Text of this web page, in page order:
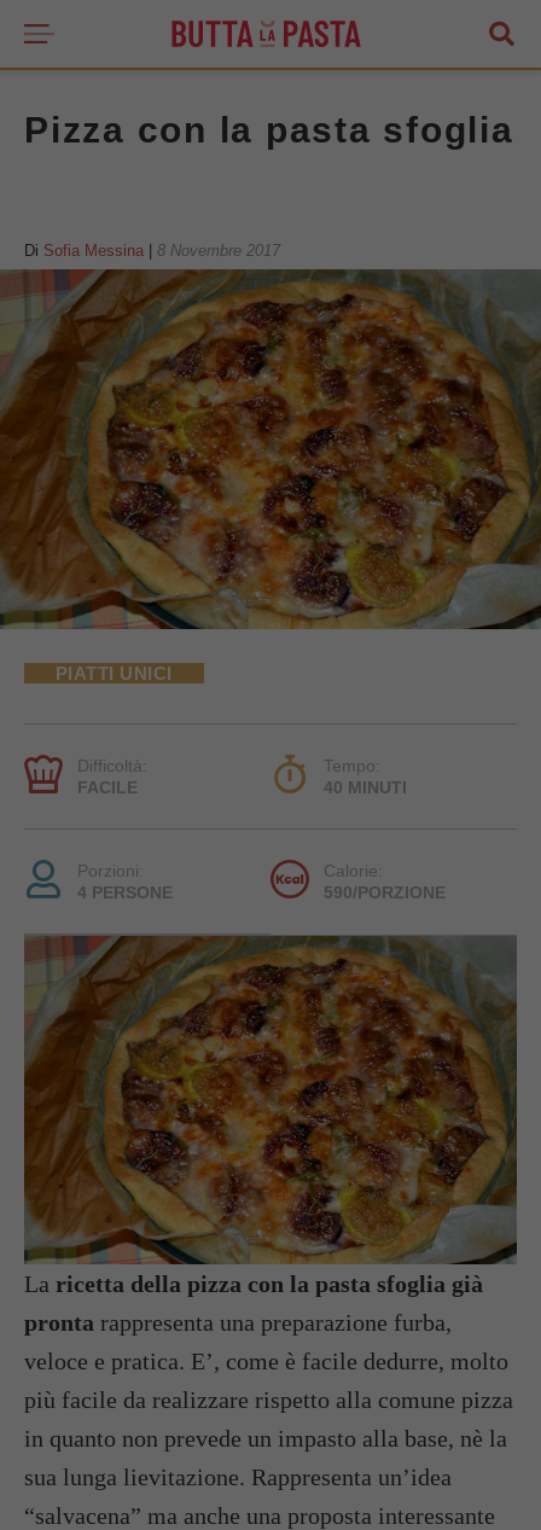
Pizza con la pasta sfoglia
Di Sofia Messina 8 Novembre 2017
PIATTI UNICI
Difficoltà:
FACILE
Tempo:
40 MINUTI
Porzioni:
4 PERSONE
Calorie:
590/PORZIONE
La ricetta della pizza con la pasta sfoglia già
pronta rappresenta una preparazione furba,
veloce e pratica. E’, come è facile dedurre, molto
più facile da realizzare rispetto alla comune pizza
in quanto non prevede un impasto alla base, nè la
sua lunga lievitazione. Rappresenta un’idea
“salvacena” ma anche una proposta interessante